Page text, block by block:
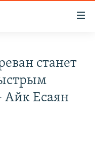
станет
Айк Есаян